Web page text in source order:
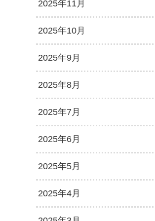
2025年11月
2025年10月
2025年9月
2025年8月
2025年7月
2025年6月
2025年5月
2025年4月